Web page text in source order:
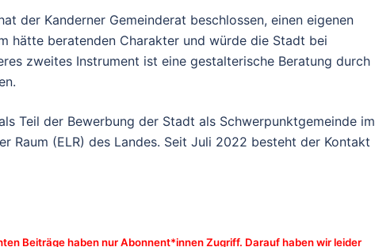
der Kanderner Gemeinderat beschlossen, einen eigenen
hätte beratenden Charakter und würde die Stadt bei
zweites Instrument ist eine gestalterische Beratung durch
Teil der Bewerbung der Stadt als Schwerpunktgemeinde im
Raum (ELR) des Landes. Seit Juli 2022 besteht der Kontakt
Beiträge haben nur Abonnent*innen Zugriff. Darauf haben wir leider